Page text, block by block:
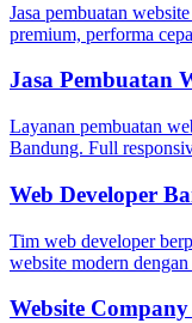
Jasa pembuatan
premium, performa
Jasa Pembuatan
Layanan pembuatan
Bandung. Full
Web Developer
Tim web developer
website modern
Website